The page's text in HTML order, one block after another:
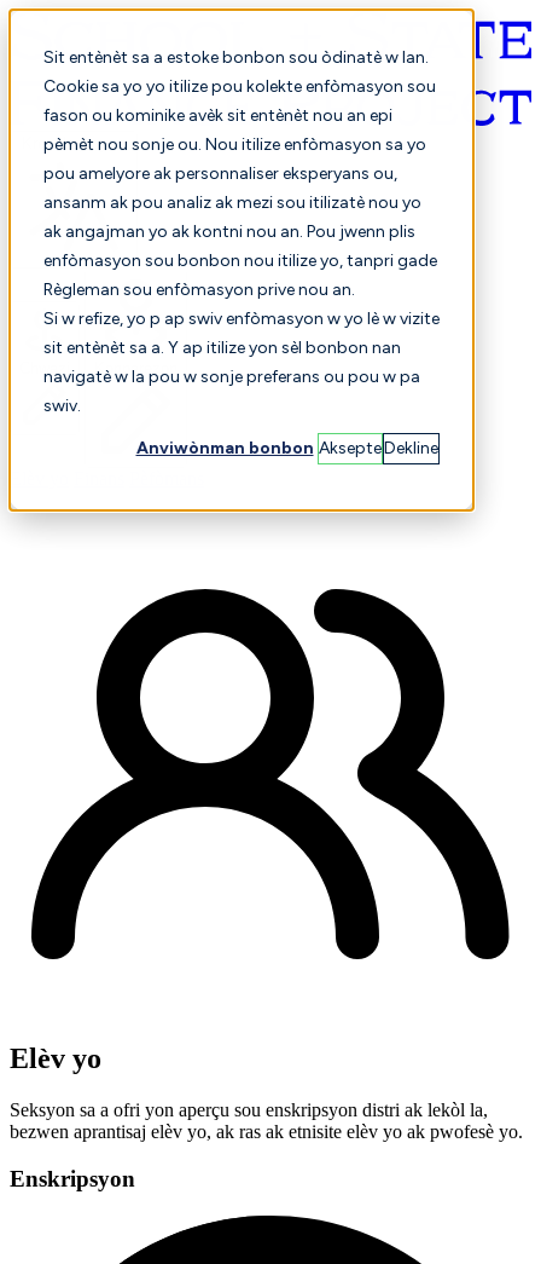
Sit entènèt sa a estoke bonbon sou òdinatè w lan.
Cookie sa yo yo itilize pou kolekte enfòmasyon sou
fason ou kominike avèk sit entènèt nou an epi
pèmèt nou sonje ou. Nou itilize enfòmasyon sa yo
pou amelyore ak personnaliser eksperyans ou,
ansanm ak pou analiz ak mezi sou itilizatè nou yo
ak angajman yo ak kontni nou an. Pou jwenn plis
enfòmasyon sou bonbon nou itilize yo, tanpri gade
Règleman sou enfòmasyon prive nou an.
Si w refize, yo p ap swiv enfòmasyon w yo lè w vizite
sit entènèt sa a. Y ap itilize yon sèl bonbon nan
navigatè w la pou w sonje preferans ou pou w pa
swiv.
Anviwònman bonbon AksepteDekline
Kreyòl ayisyen
Konparezon
Elèv yo
Seksyon sa a ofri yon aperçu sou enskripsyon distri ak lekòl la,
bezwen aprantisaj elèv yo, ak ras ak etnisite elèv yo ak pwofesè yo.
Enskripsyon